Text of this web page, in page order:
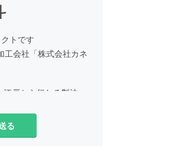
トです
工会社「株式会社カネ
戸から伝わる製法を
る